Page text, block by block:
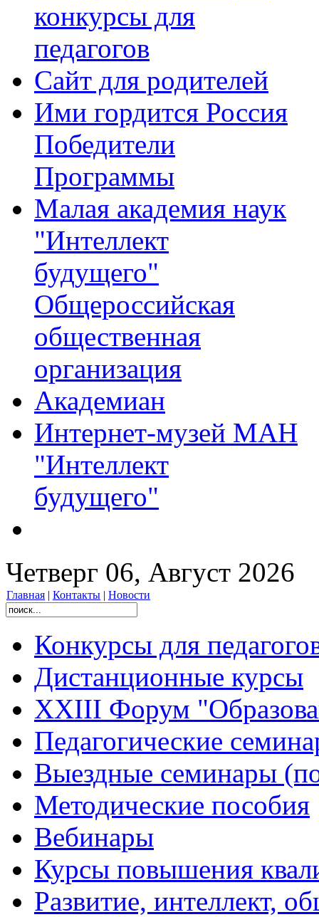
конкурсы для
педагогов
Сайт для родителей
Ими гордится Россия
Победители
Программы
Малая академия наук
"Интеллект
будущего"
Общероссийская
общественная
организация
Академиан
Интернет-музей МАН
"Интеллект
будущего"
Четверг 06, Август 2026
Главная | Контакты | Новости
Конкурсы для
Дистанционные курсы
XXIII Форум
Педагогические
Выездные семинары
Методические пособия
Вебинары
Курсы повышения
Развитие, интеллект,